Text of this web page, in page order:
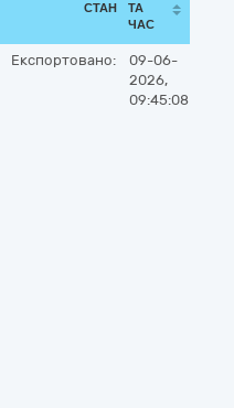
СТАН
ТА
ЧАС
Експортовано:
09-06-
2026,
09:45:08